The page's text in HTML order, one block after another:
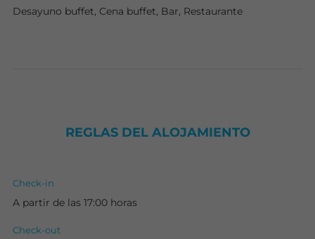
Desayuno buffet, Cena buffet, Bar, Restaurante
REGLAS DEL ALOJAMIENTO
Check-in
A partir de las 17:00 horas
Check-out